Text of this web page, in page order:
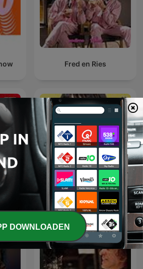
Fred en Ries
Daphne's Hulptroepen
DOWNLOADEN